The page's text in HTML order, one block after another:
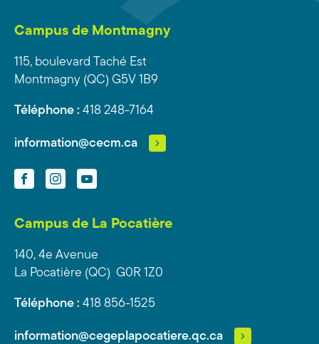
Campus de Montmagny
115, boulevard Taché Est
Montmagny (QC) G5V 1B9
Téléphone : 418 248-7164
information@cecm.ca
FacebookInstagramYouTube
Campus de La Pocatière
140, 4e Avenue
La Pocatière (QC) G0R 1Z0
Téléphone : 418 856-1525
information@cegeplapocatiere.qc.ca